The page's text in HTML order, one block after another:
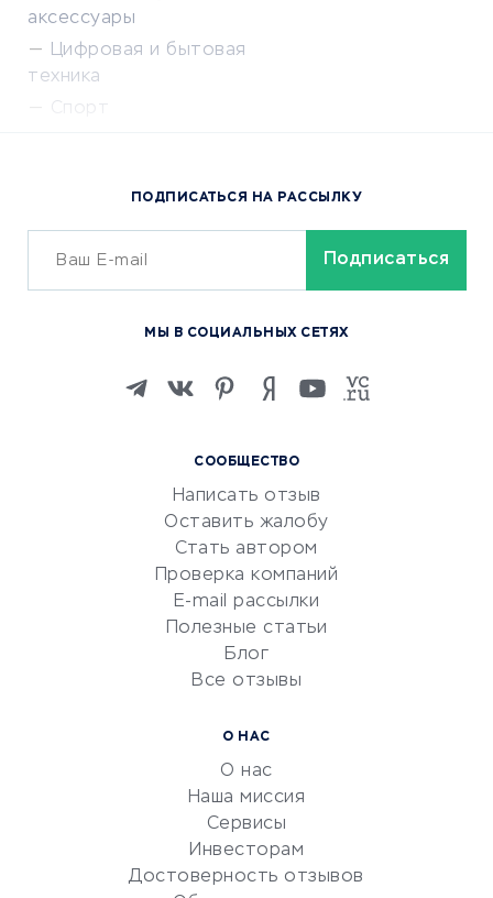
аксессуары
Цифровая и бытовая
техника
Спорт
Сервисы доставки
ОБУЧЕНИЕ И РАБОТА
Изучение иностранных
Маркетинг и продажи
Репетиторство
Красота и здоровье
Сервисы по поиску работы
Сетевой маркетинг
УСЛУГИ ДЛЯ БИЗНЕСА
документооборот
СООБЩЕСТВО
Написать отзыв
Оставить жалобу
Стать автором
Проверка компаний
E-mail рассылки
Полезные статьи
Блог
Все отзывы
О НАС
О нас
Наша миссия
Сервисы
Инвесторам
Достоверность отзывов
ПОДПИСАТЬСЯ НА РАССЫЛКУ
МЫ В СОЦИАЛЬНЫХ СЕТЯХ